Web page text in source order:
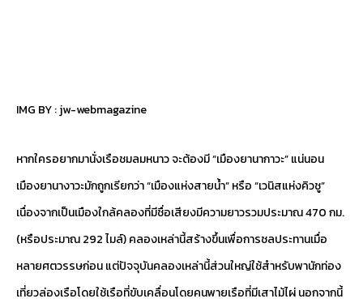
IMG BY :jw-webmagazine
หากใครอยากมานั่งเรือชมลมหนาว จะต้องมี “เมืองยานากาวะ” แน่นอน
เมืองยานางาวะมักถูกเรียกว่า “เมืองแห่งสายน้ำ” หรือ “เวนิสแห่งคิวชู”
เนื่องจากเป็นเมืองใกล้คลองที่มีชื่อเสียงมีความยาวรวมประมาณ 470 กม.
(หรือประมาณ 292 ไมล์) คลองเหล่านี้สร้างขึ้นเพื่อการชลประทานเมื่อ
หลายศตวรรษก่อน แต่ปัจจุบันคลองเหล่านี้ส่วนใหญ่ใช้สำหรับพานักท่อง
เที่ยวล่องเรือโดยใช้เรือที่ขับเคลื่อนโดยคนพายเรือที่มีเสาไม้ไผ่ นอกจากนี้